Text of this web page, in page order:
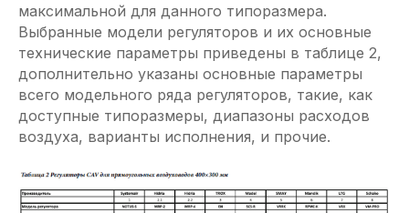
максимальной для данного типоразмера.
Выбранные модели регуляторов и их основные
технические параметры приведены в таблице 2,
дополнительно указаны основные параметры
всего модельного ряда регуляторов, такие, как
доступные типоразмеры, диапазоны расходов
воздуха, варианты исполнения, и прочие.